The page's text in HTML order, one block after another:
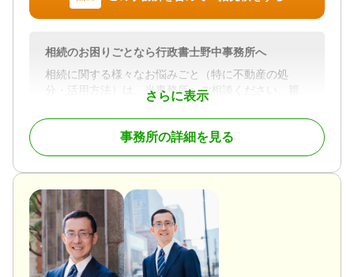
さらに表示
相続のお困りごとなら行政書士野中事務所へ
相続に関する様々なお悩みごと（特に不動産の処
分・活用方法）は、当事務所へご相談ください。親
身になってご対応致します。
福岡県・佐賀県
遺言書 / 遺産分割 / 相続財産調査 / 相続手続き / 銀行
手続き / 戸籍収集 / 相続人調査
対応体制
訪問可 / 土日相談可 / 初回相談無料 / 18時以降相談可
/ オンライン面談可 / 事務所面談可
事務所の詳細を見る